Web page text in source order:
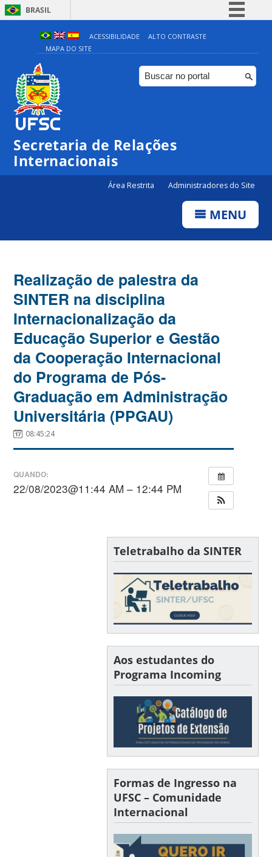
BRASIL
Simplifique!
Comunica BR
Participe
ACESSIBILIDADE
ALTO CONTRASTE
MAPA DO SITE
Secretaria de Relações
Internacionais
Área Restrita Administradores do Site
MENU
Realização de palestra da
SINTER na disciplina
Internacionalização da
Educação Superior e Gestão
da Cooperação Internacional
do Programa de Pós-
Graduação em Administração
Universitária (PPGAU)
08:45:24
QUANDO:
22/08/2023@11:44 AM – 12:44 PM
Teletrabalho da SINTER
Aos estudantes do
Programa Incoming
Formas de Ingresso na
UFSC – Comunidade
Internacional